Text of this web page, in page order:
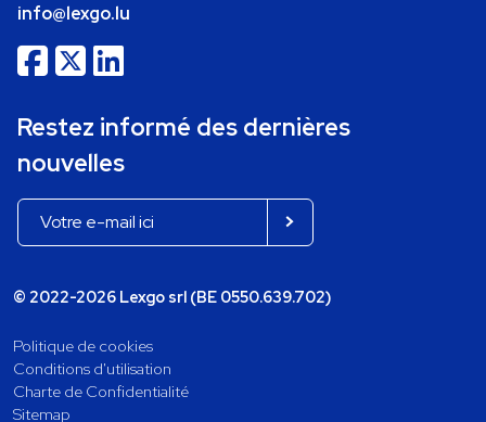
info@lexgo.lu
Restez informé des dernières
nouvelles
© 2022-2026 Lexgo srl (BE 0550.639.702)
Politique de cookies
Conditions d'utilisation
Charte de Confidentialité
Sitemap